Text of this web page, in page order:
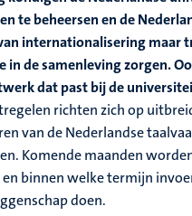
te beheersen en de
internationalisering maar
in de samenleving zorgen.
dat past bij de
richten zich op
van de Nederlandse
Komende maanden
en binnen welke termijn
doen.